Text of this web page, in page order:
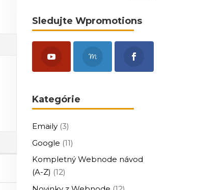
Sledujte Wpromotions
Kategórie
Emaily(3)
Google (11)
Kompletný Webnode návod
(A-Z) (12)